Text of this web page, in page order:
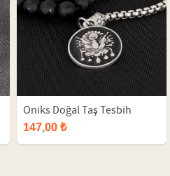
Oniks Doğal Taş Tesbih
147,00 ₺